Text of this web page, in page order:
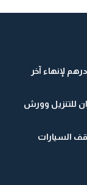
بالرباط: 24 مليون درهم لإنهاء آخر
للتنزيل وورش
السيارات